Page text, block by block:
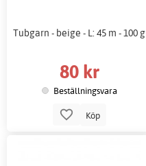
Tubgarn - beige - L: 45 m - 100 g
80 kr
Beställningsvara
Köp